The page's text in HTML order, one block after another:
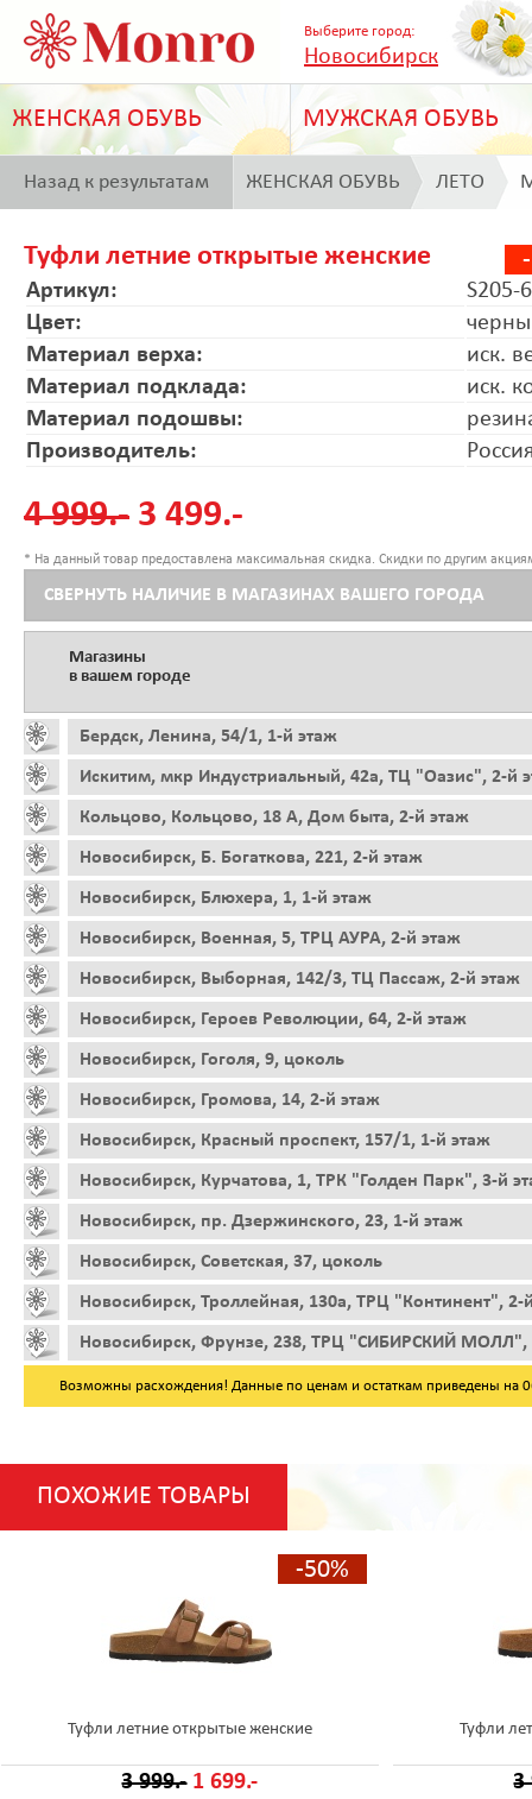
Выберите город:
Новосибирск
ЖЕНСКАЯ ОБУВЬ МУЖСКАЯ ОБУВЬ
Назад к результатам ЖЕНСКАЯ ОБУВЬ ЛЕТО
Туфли летние открытые женские
Артикул:
S205-6
Цвет:
Материал верха:
иск.
Материал подклада:
иск.
Материал подошвы:
Производитель:
4 999.- 3 499.-
* На данный товар предоставлена максимальная скидка. Скидки по другим
СВЕРНУТЬ НАЛИЧИЕ В МАГАЗИНАХ ВАШЕГО ГОРОДА
Магазины
в вашем городе
Бердск, Ленина, 54/1, 1-й этаж
Искитим, мкр Индустриальный, 42а, ТЦ "Оазис", 2-й
Кольцово, Кольцово, 18 А, Дом быта, 2-й этаж
Новосибирск, Б. Богаткова, 221, 2-й этаж
Новосибирск, Блюхера, 1, 1-й этаж
Новосибирск, Военная, 5, ТРЦ АУРА, 2-й этаж
Новосибирск, Выборная, 142/3, ТЦ Пассаж, 2-й этаж
Новосибирск, Героев Революции, 64, 2-й этаж
Новосибирск, Гоголя, 9, цоколь
Новосибирск, Громова, 14, 2-й этаж
Новосибирск, Красный проспект, 157/1, 1-й этаж
Новосибирск, Курчатова, 1, ТРК "Голден Парк", 3-й
Новосибирск, пр. Дзержинского, 23, 1-й этаж
Новосибирск, Советская, 37, цоколь
Новосибирск, Троллейная, 130а, ТРЦ "Континент", 2-
Новосибирск, Фрунзе, 238, ТРЦ "СИБИРСКИЙ МОЛЛ",
Возможны расхождения! Данные по ценам и остаткам приведены на
ПОХОЖИЕ ТОВАРЫ
-50%
Туфли летние открытые женские
3 999.- 1 699.-
Туфли
3